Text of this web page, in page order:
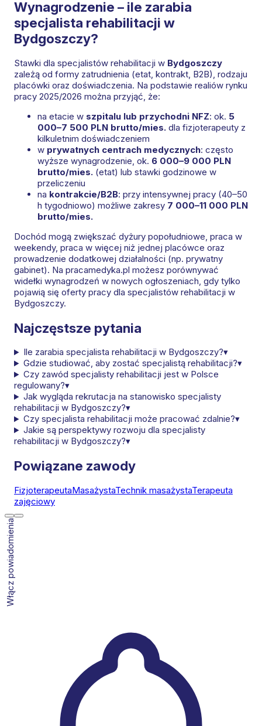
Wynagrodzenie – ile zarabia
specjalista rehabilitacji w
Bydgoszczy?
Stawki dla specjalistów rehabilitacji w Bydgoszczy
zależą od formy zatrudnienia (etat, kontrakt, B2B), rodzaju
placówki oraz doświadczenia. Na podstawie realiów rynku
pracy 2025/2026 można przyjąć, że:
na etacie w szpitalu lub przychodni NFZ: ok. 5
000–7 500 PLN brutto/mies. dla fizjoterapeuty z
kilkuletnim doświadczeniem
w prywatnych centrach medycznych: często
wyższe wynagrodzenie, ok. 6 000–9 000 PLN
brutto/mies. (etat) lub stawki godzinowe w
przeliczeniu
na kontrakcie/B2B: przy intensywnej pracy (40–50
h tygodniowo) możliwe zakresy 7 000–11 000 PLN
brutto/mies.
Dochód mogą zwiększać dyżury popołudniowe, praca w
weekendy, praca w więcej niż jednej placówce oraz
prowadzenie dodatkowej działalności (np. prywatny
gabinet). Na pracamedyka.pl możesz porównywać
widełki wynagrodzeń w nowych ogłoszeniach, gdy tylko
pojawią się oferty pracy dla specjalistów rehabilitacji w
Bydgoszczy.
Najczęstsze pytania
Ile zarabia specjalista rehabilitacji w Bydgoszczy?▾
Gdzie studiować, aby zostać specjalistą rehabilitacji?▾
Czy zawód specjalisty rehabilitacji jest w Polsce
regulowany?▾
Jak wygląda rekrutacja na stanowisko specjalisty
rehabilitacji w Bydgoszczy?▾
Czy specjalista rehabilitacji może pracować zdalnie?▾
Jakie są perspektywy rozwoju dla specjalisty
rehabilitacji w Bydgoszczy?▾
Powiązane zawody
FizjoterapeutaMasażystaTechnik masażystaTerapeuta
zajęciowy
Włącz powiadomienia